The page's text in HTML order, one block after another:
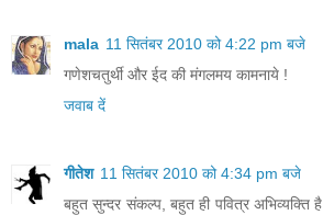
mala 11 सितंबर 2010 को 4:22 pm बजे
गणेशचतुर्थी और ईद की मंगलमय कामनाये !
जवाब दें
गीतेश 11 सितंबर 2010 को 4:34 pm बजे
बहुत सुन्दर संकल्प, बहुत ही पवित्र